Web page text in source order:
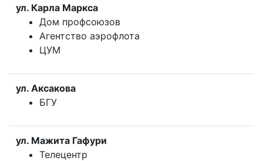
ул. Карла Маркса
Дом профсоюзов
Агентство аэрофлота
ЦУМ
ул. Аксакова
БГУ
ул. Мажита Гафури
Телецентр